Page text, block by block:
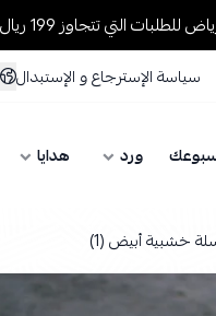
تتجاوز 199 ريال🚚
سياسة الإسترجاع و الإستبدال
ورد هدايا
خشبية أبيض (1)